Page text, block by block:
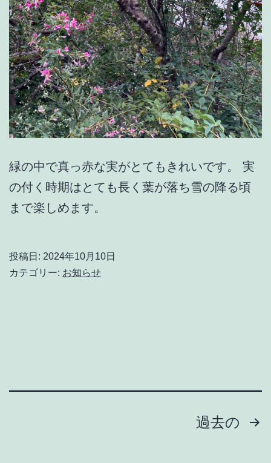
緑の中で真っ赤な実がとてもきれいです。 実
の付く時期はとても長く葉が落ち雪の降る頃
まで楽しめます。
投稿日: 2024年10月10日
カテゴリー: お知らせ
過去の